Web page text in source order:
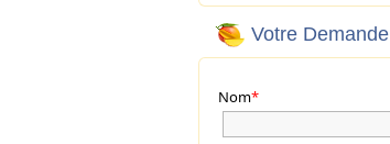
Votre Demande
Nom*